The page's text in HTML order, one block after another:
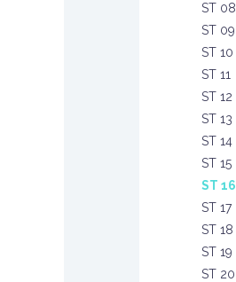
ST 08
ST 09
ST 10
ST 11
ST 12
ST 13
ST 14
ST 15
ST 16
ST 17
ST 18
ST 19
ST 20